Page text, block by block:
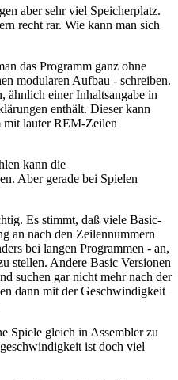
aber sehr viel Speicherplatz.
recht rar. Wie kann man sich
das Programm ganz ohne
modularen Aufbau - schreiben.
ähnlich einer Inhaltsangabe in
enthält. Dieser kann
mit lauter REM-Zeilen
kann die
Aber gerade bei Spielen
Es stimmt, daß viele Basic-
an nach den Zeilennummern
bei langen Programmen - an,
stellen. Andere Basic Versionen
suchen gar nicht mehr nach der
dann mit der Geschwindigkeit
Spiele gleich in Assembler zu
ist doch viel